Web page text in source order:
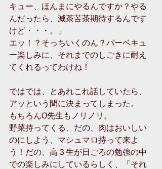
キュー、ほんまにやるんですか？やる
んだったら、滅茶苦茶期待するんです
けど・・・。」
エッ！？そっちいくのん？バーベキュ
ー楽しみに、それまでのしごきに耐え
てくれるってわけね！
ではでは、とあれこれ話していたら、
アッという間に決まってしまった。
もちろんO先生もノリノリ。
野菜持ってくる、だの、肉はおいしい
のにしよう、マシュマロ持って来よ
う！だの、高３生が日ごろの勉強の中
での楽しみにしているらしく、「それ